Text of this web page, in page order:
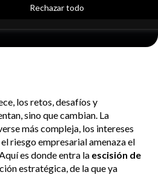
Rechazar todo
los retos, desafíos y
sino que cambian. La
más compleja, los intereses
riesgo empresarial amenaza el
es donde entra la escisión de
estratégica, de la que ya